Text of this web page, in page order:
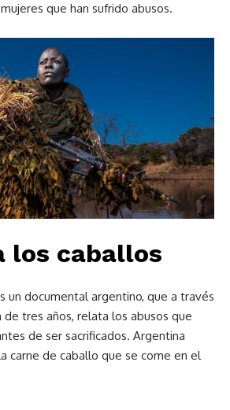
que han sufrido abusos.
los caballos
un documental argentino, que a través
de tres años, relata los abusos que
de ser sacrificados. Argentina
carne de caballo que se come en el